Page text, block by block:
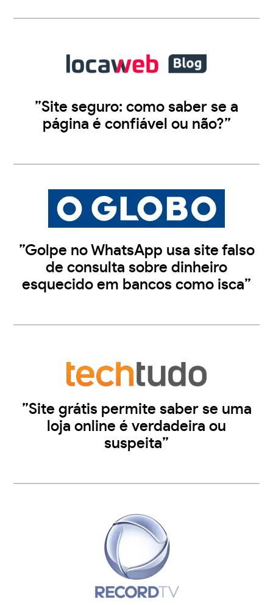
”Site seguro: como saber se a
página é confiável ou não?”
”Golpe no WhatsApp usa site falso
de consulta sobre dinheiro
esquecido em bancos como isca”
”Site grátis permite saber se uma
loja online é verdadeira ou
suspeita”